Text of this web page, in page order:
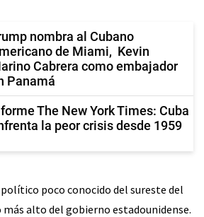
nombra al Cubano
de Miami, Kevin
Cabrera como embajador
Panamá
The New York Times: Cuba
la peor crisis desde 1959
poco conocido del sureste del
más alto del gobierno estadounidense.